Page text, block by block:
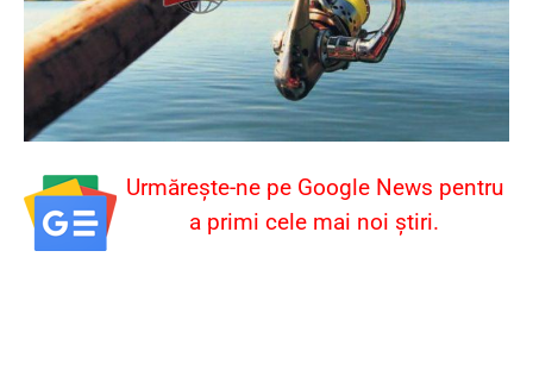
Urmărește-ne pe Google News pentru
a primi cele mai noi știri.